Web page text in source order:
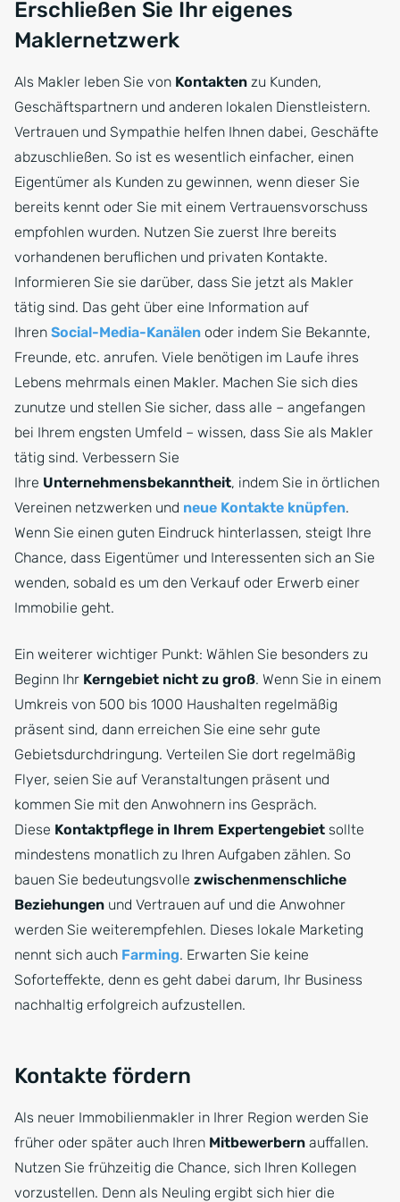
Erschließen Sie Ihr eigenes
Maklernetzwerk
Als Makler leben Sie von Kontakten zu Kunden,
Geschäftspartnern und anderen lokalen Dienstleistern.
Vertrauen und Sympathie helfen Ihnen dabei, Geschäfte
abzuschließen. So ist es wesentlich einfacher, einen
Eigentümer als Kunden zu gewinnen, wenn dieser Sie
bereits kennt oder Sie mit einem Vertrauensvorschuss
empfohlen wurden. Nutzen Sie zuerst Ihre bereits
vorhandenen beruflichen und privaten Kontakte.
Informieren Sie sie darüber, dass Sie jetzt als Makler
tätig sind. Das geht über eine Information auf
Ihren Social-Media-Kanälen oder indem Sie Bekannte,
Freunde, etc. anrufen. Viele benötigen im Laufe ihres
Lebens mehrmals einen Makler. Machen Sie sich dies
zunutze und stellen Sie sicher, dass alle – angefangen
bei Ihrem engsten Umfeld – wissen, dass Sie als Makler
tätig sind. Verbessern Sie
Ihre Unternehmensbekanntheit, indem Sie in örtlichen
Vereinen netzwerken und neue Kontakte knüpfen.
Wenn Sie einen guten Eindruck hinterlassen, steigt Ihre
Chance, dass Eigentümer und Interessenten sich an Sie
wenden, sobald es um den Verkauf oder Erwerb einer
Immobilie geht.
Ein weiterer wichtiger Punkt: Wählen Sie besonders zu
Beginn Ihr Kerngebiet nicht zu groß. Wenn Sie in einem
Umkreis von 500 bis 1000 Haushalten regelmäßig
präsent sind, dann erreichen Sie eine sehr gute
Gebietsdurchdringung. Verteilen Sie dort regelmäßig
Flyer, seien Sie auf Veranstaltungen präsent und
kommen Sie mit den Anwohnern ins Gespräch.
Diese Kontaktpflege in Ihrem Expertengebiet sollte
mindestens monatlich zu Ihren Aufgaben zählen. So
bauen Sie bedeutungsvolle zwischenmenschliche
Beziehungen und Vertrauen auf und die Anwohner
werden Sie weiterempfehlen. Dieses lokale Marketing
nennt sich auch Farming. Erwarten Sie keine
Soforteffekte, denn es geht dabei darum, Ihr Business
nachhaltig erfolgreich aufzustellen.
Kontakte fördern
Als neuer Immobilienmakler in Ihrer Region werden Sie
früher oder später auch Ihren Mitbewerbern auffallen.
Nutzen Sie frühzeitig die Chance, sich Ihren Kollegen
vorzustellen. Denn als Neuling ergibt sich hier die